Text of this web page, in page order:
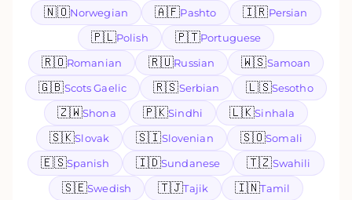
🇳🇴Norwegian 🇦🇫Pashto 🇮🇷Persian
🇵🇱Polish 🇵🇹Portuguese
🇷🇴Romanian 🇷🇺Russian 🇼🇸Samoan
🇬🇧Scots Gaelic 🇷🇸Serbian 🇱🇸Sesotho
🇿🇼Shona 🇵🇰Sindhi 🇱🇰Sinhala
🇸🇰Slovak 🇸🇮Slovenian 🇸🇴Somali
🇪🇸Spanish 🇮🇩Sundanese 🇹🇿Swahili
🇸🇪Swedish 🇹🇯Tajik 🇮🇳Tamil